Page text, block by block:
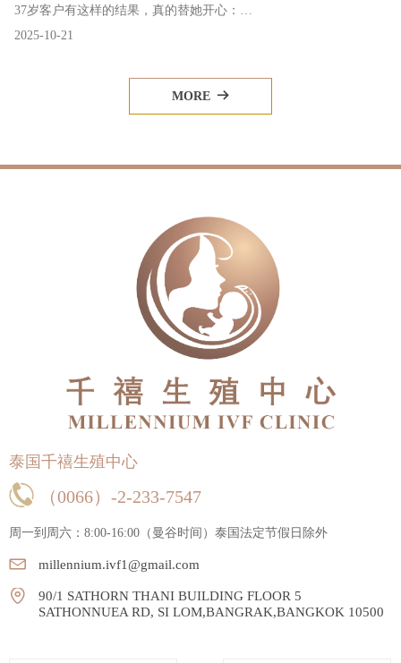
用胚胎5枚，养囊率100%
37岁客户有这样的结果，真的替她开心：
✅ 获卵9枚，成熟7枚，授精6枚。
✅ 最值得开心的是，5枚全部养成囊胚，养囊率100%
✅ 通过PGT-A检测，获得2枚可移植的健康男胚。
2025-10-21
MORE 뀠
泰国千禧生殖中心
（0066）-2-233-7547
周一到周六：8:00-16:00（曼谷时间） 泰国法定节假日除外
millennium.ivf1@gmail.com
90/1 SATHORN THANI BUILDING FLOOR 5
SATHONNUEA RD, SI LOM,BANGRAK,BANGKOK 10500